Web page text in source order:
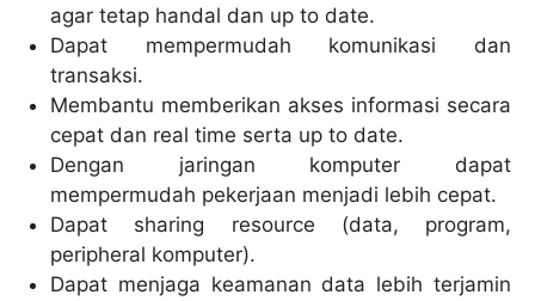
agar tetap handal dan up to date.
Dapat mempermudah komunikasi dan
transaksi.
Membantu memberikan akses informasi secara
cepat dan real time serta up to date.
Dengan jaringan komputer dapat
mempermudah pekerjaan menjadi lebih cepat.
Dapat sharing resource (data, program,
peripheral komputer).
Dapat menjaga keamanan data lebih terjamin